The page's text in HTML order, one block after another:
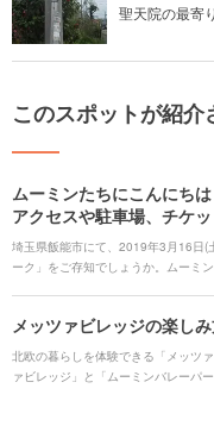
聖天院の最寄
このスポットが紹
ムーミンたちにこんにち
アクセスや駐車場、チケ
埼玉県飯能市にて、2019年3月16日(
ーク」をご存知でしょうか。ムーミ
ご紹介します。
メッツァビレッジの楽し
北欧の暮らしを体験できる「メッツ
ァビレッジ」と「ムーミンバレーパ